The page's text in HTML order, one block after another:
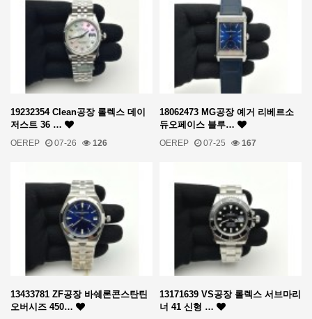
19232354 Clean공장 롤렉스 데이
저스트 36 …
OEREP 07-26 126
18062473 MG공장 예거 리베르소
듀오페이스 블루…
OEREP 07-25 167
13433781 ZF공장 바쉐론콘스탄틴
오버시즈 450…
13171639 VS공장 롤렉스 서브마리
너 41 신형 …